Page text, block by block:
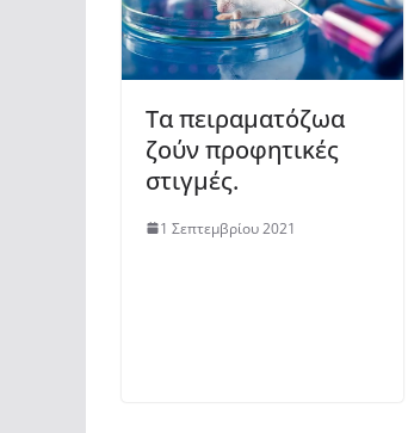
Τα πειραματόζωα
ζούν προφητικές
στιγμές.
1 Σεπτεμβρίου 2021